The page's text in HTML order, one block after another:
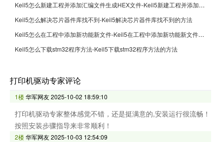
Keil5怎么新建工程并添加汇编文件生成HEX文件-Keil5新建工程并添加汇编文件生成HEX文件的方法
Keil5怎么解决芯片器件库找不到-Keil5解决芯片器件库找不到的方法
Keil5怎么在工程中添加新功能新文件-Keil5在工程中添加新功能新文件的方法
Keil5怎么下载stm32程序方法-Keil5下载stm32程序方法的方法
打印机驱动专家评论
1楼华军网友2025-10-02 18:59:10
打印机驱动专家整体感觉不错，还是挺满意的,安装运行很流畅！
按照安装步骤指导来非常顺利！
2楼华军网友2025-10-03 12:54:09